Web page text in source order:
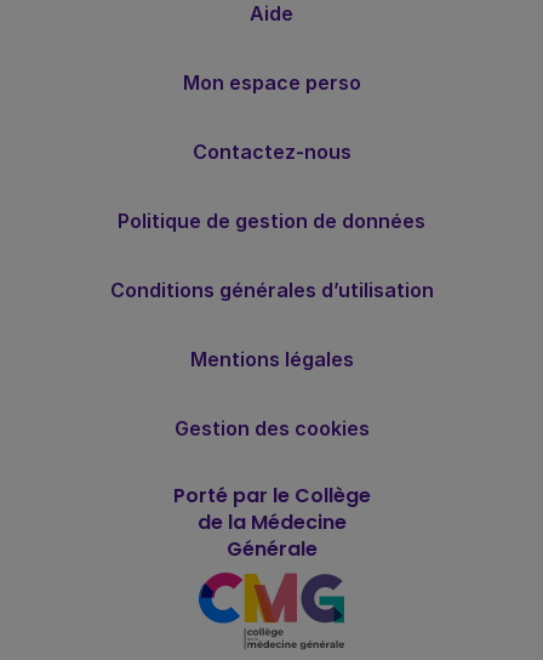
Aide
Mon espace perso
Contactez-nous
Politique de gestion de données
Conditions générales d’utilisation
Mentions légales
Gestion des cookies
Porté par le Collège
de la Médecine
Générale